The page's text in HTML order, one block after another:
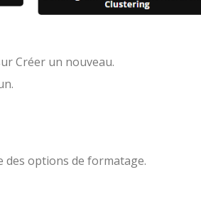
Créer un nouveau.
des options de formatage.